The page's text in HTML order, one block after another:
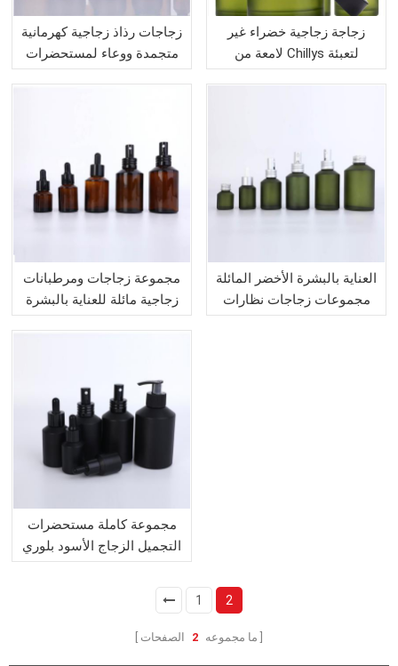
زجاجات رذاذ زجاجية كهرمانية
متجمدة ووعاء لمستحضرات
التجميل
زجاجة زجاجية خضراء غير
لامعة من Chillys لتعبئة
مستحضرات التجميل
مجموعة زجاجات ومرطبانات
زجاجية مائلة للعناية بالبشرة
العناية بالبشرة الأخضر المائلة
مجموعات زجاجات نظارات
الكتف الجرار
مجموعة كاملة مستحضرات
التجميل الزجاج الأسود بلوري
1 2
ما مجموعه 2 الصفحات